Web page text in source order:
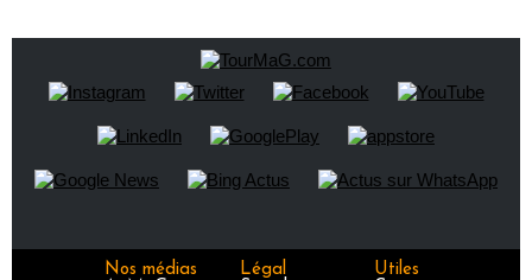
Nos médias
Légal
Utiles